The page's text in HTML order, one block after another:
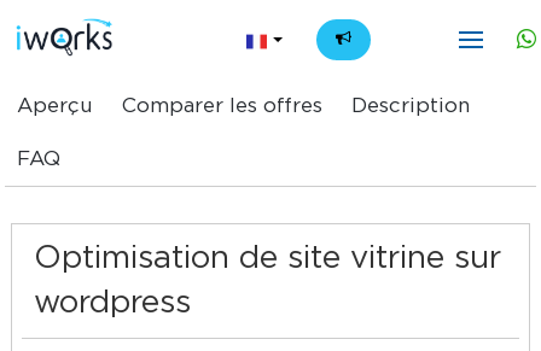
FR
Aperçu Comparer les offres Description
FAQ
Optimisation de site vitrine sur
wordpress